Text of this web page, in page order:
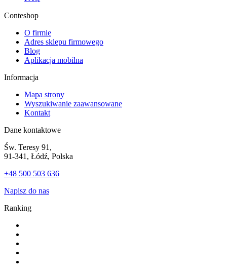
Conteshop
O firmie
Adres sklepu firmowego
Blog
Aplikacja mobilna
Informacja
Mapa strony
Wyszukiwanie zaawansowane
Kontakt
Dane kontaktowe
Św. Teresy 91,
91-341, Łódź, Polska
+48 500 503 636
Napisz do nas
Ranking